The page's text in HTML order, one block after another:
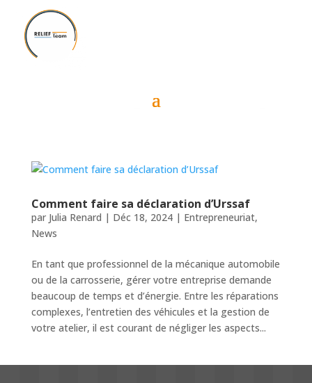
Comment faire sa déclaration d’Urssaf
par Julia Renard | Déc 18, 2024| Entrepreneuriat,
News
En tant que professionnel de la mécanique automobile
ou de la carrosserie, gérer votre entreprise demande
beaucoup de temps et d’énergie. Entre les réparations
complexes, l’entretien des véhicules et la gestion de
votre atelier, il est courant de négliger les aspects...